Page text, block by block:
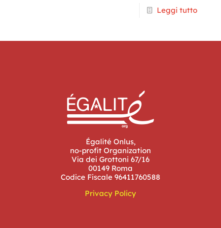
Leggi tutto
Égalité Onlus,
no-profit Organization
Via dei Grottoni 67/16
00149 Roma
Codice Fiscale 96411760588
Privacy Policy